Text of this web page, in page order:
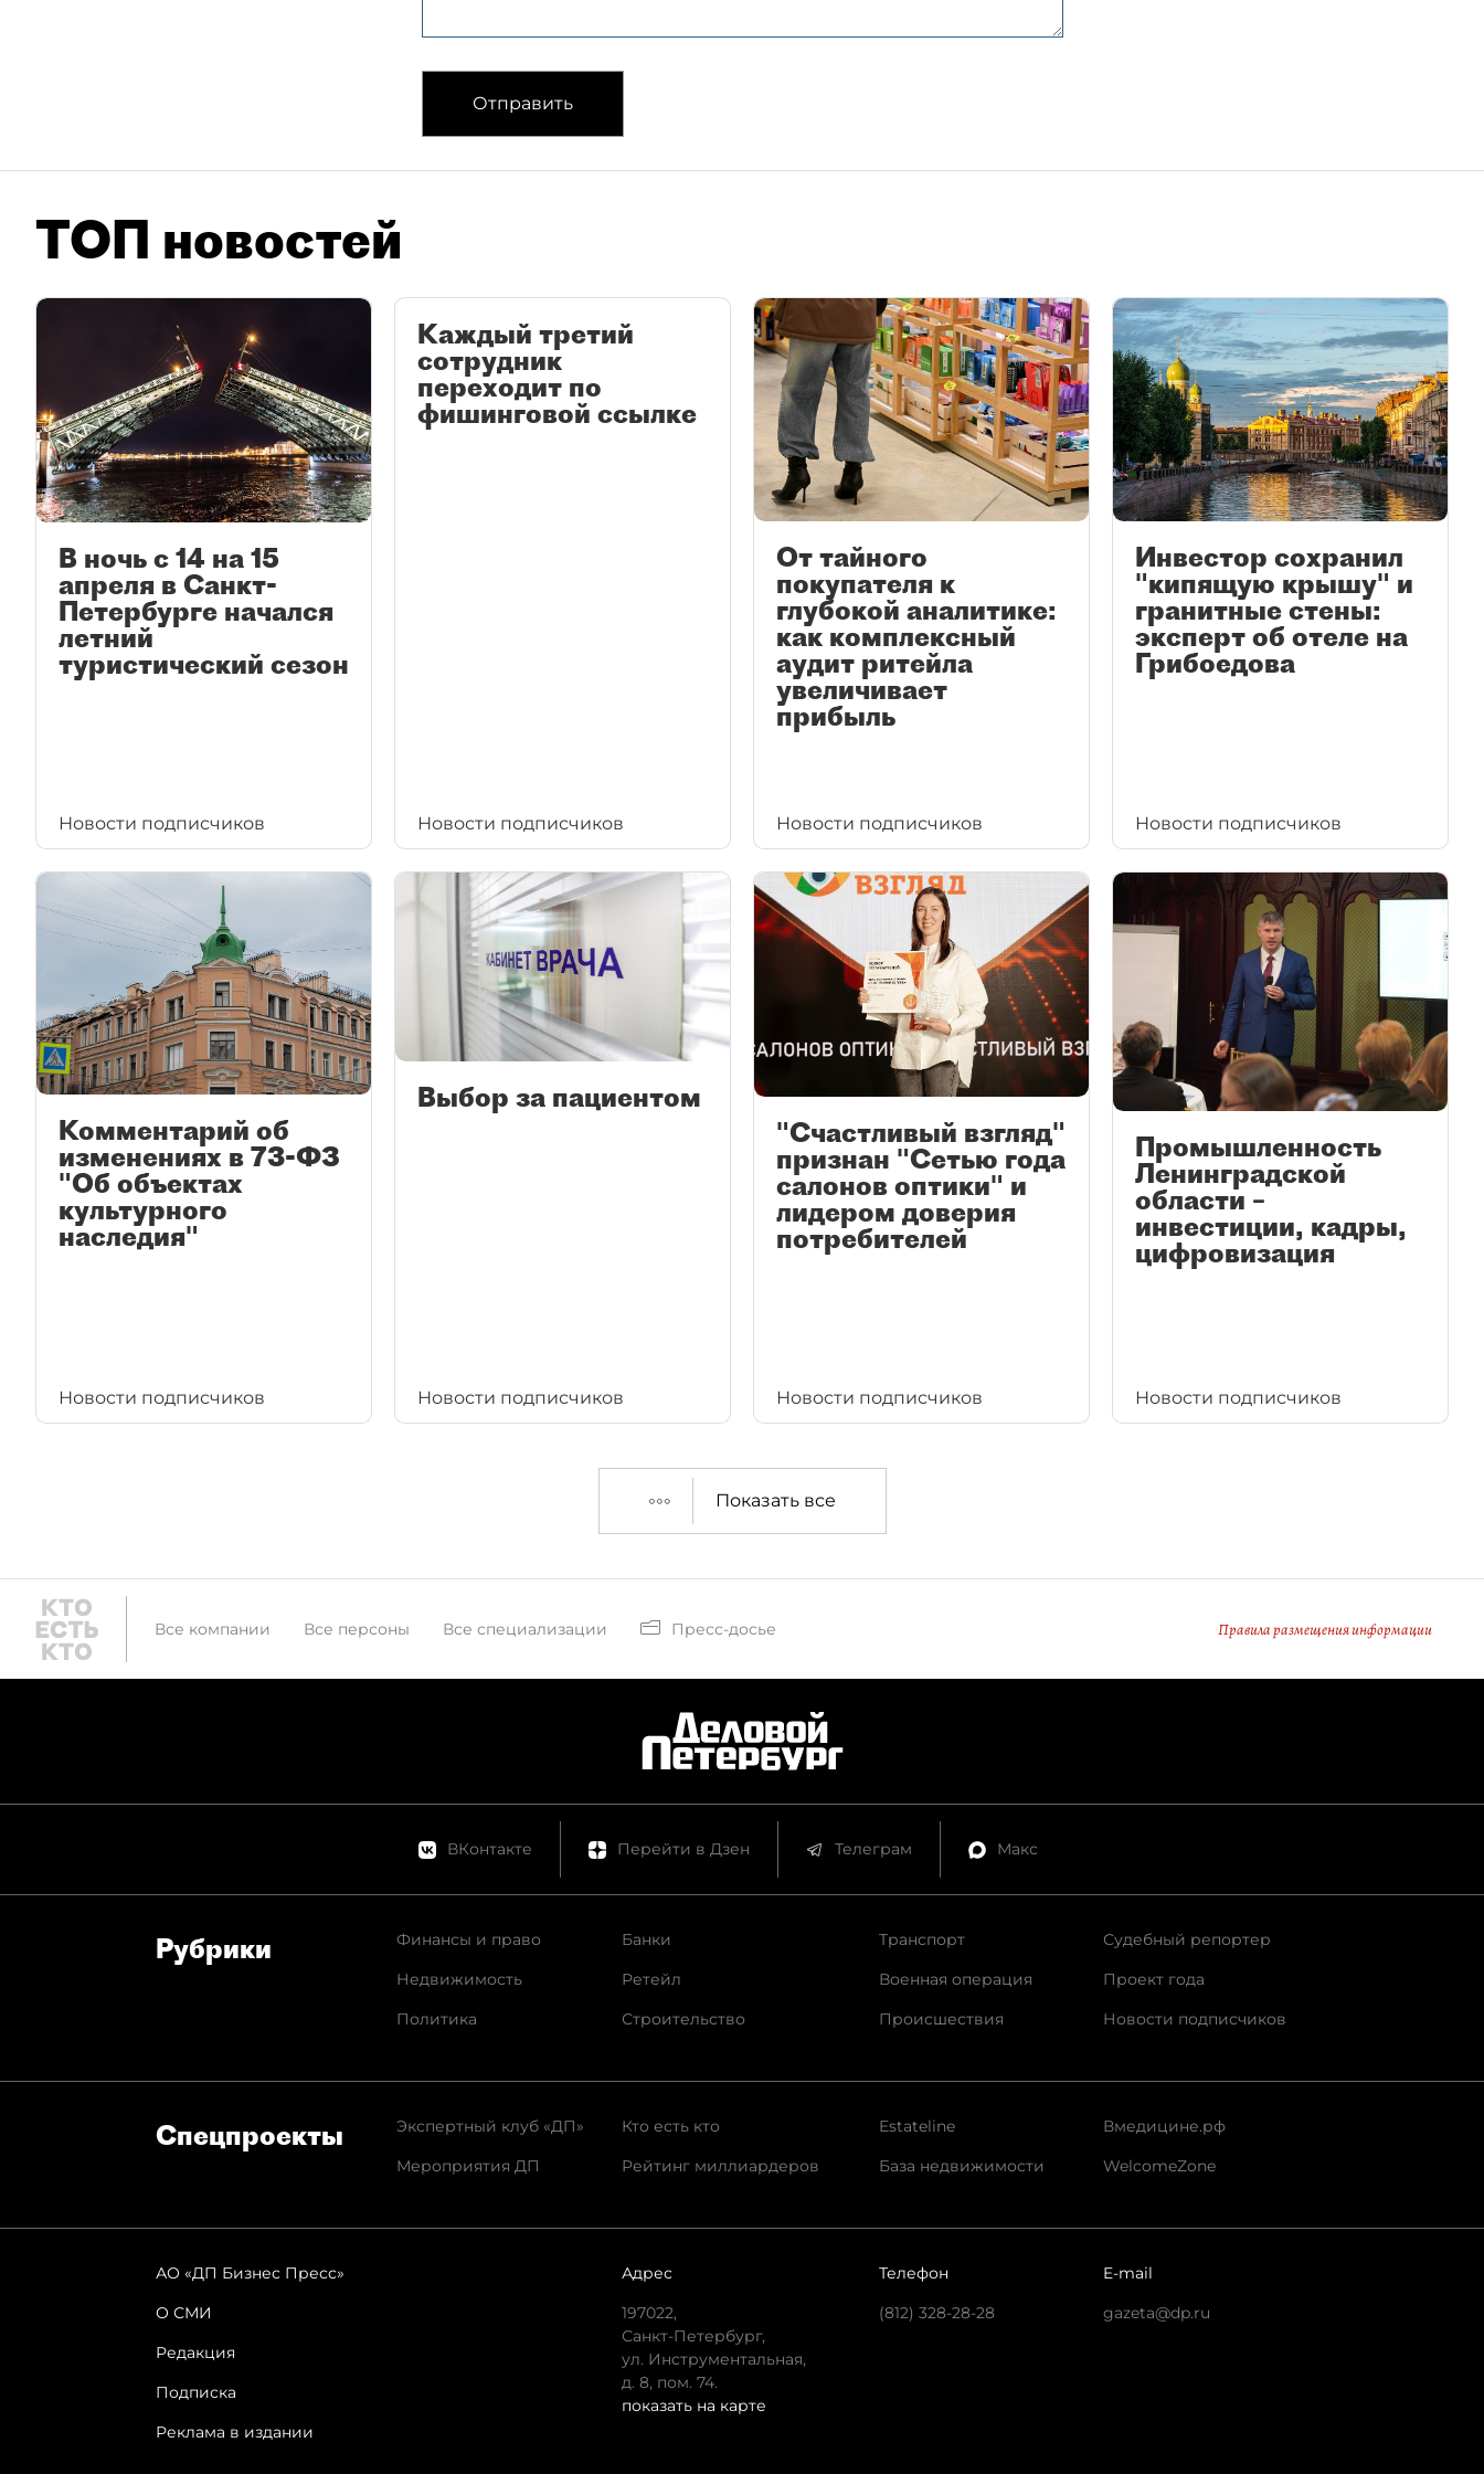
Отправить
ТОП новостей
В ночь с 14 на 15
апреля в Санкт-
Петербурге начался
летний
туристический сезон
Новости подписчиков
Каждый третий
сотрудник
переходит по
фишинговой ссылке
Новости подписчиков
От тайного
покупателя к
глубокой аналитике:
как комплексный
аудит ритейла
увеличивает
прибыль
Новости подписчиков
Инвестор сохранил
"кипящую крышу" и
гранитные стены:
эксперт об отеле на
Грибоедова
Новости подписчиков
Комментарий об
изменениях в 73-ФЗ
"Об объектах
культурного
наследия"
Новости подписчиков
Выбор за пациентом
Новости подписчиков
"Счастливый взгляд"
признан "Сетью года
салонов оптики" и
лидером доверия
потребителей
Новости подписчиков
Промышленность
Ленинградской
области –
инвестиции, кадры,
цифровизация
Новости подписчиков
Показать все
Все компании Все персоны Все специализации Пресс-досье Правила размещения информации
ВКонтакте Перейти в Дзен Телеграм Макс
Рубрики
Финансы и право
Недвижимость
Политика
Банки
Ретейл
Строительство
Транспорт
Военная операция
Происшествия
Судебный репортер
Проект года
Новости подписчиков
Спец­проекты
Экспертный клуб «ДП»
Мероприятия ДП
Кто есть кто
Рейтинг миллиардеров
Estateline
База недвижимости
Вмедицине.рф
WelcomeZone
АО «ДП Бизнес Пресс»
О СМИ
Редакция
Подписка
Реклама в издании
Адрес
197022,
Санкт-Петербург,
ул. Инструментальная,
д. 8, пом. 74.
показать на карте
Телефон
(812) 328-28-28
E-mail
gazeta@dp.ru